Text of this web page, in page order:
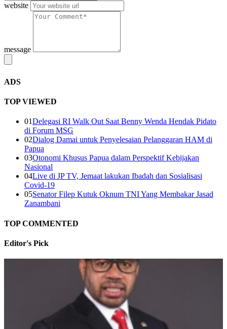
website
message
ADS
TOP VIEWED
01Delegasi RI Walk Out Saat Benny Wenda Hendak Pidato
di Forum MSG
02Dialog Damai untuk Penyelesaian Pelanggaran HAM di
Papua
03Otonomi Khusus Papua dalam Perspektif Kebijakan
Nasional
04Live di JP TV, Jemaat lakukan Ibadah dan Sosialisasi
Covid-19
05Senator Filep Kutuk Oknum TNI Yang Membakar Jasad
Zanambani
TOP COMMENTED
Editor's Pick